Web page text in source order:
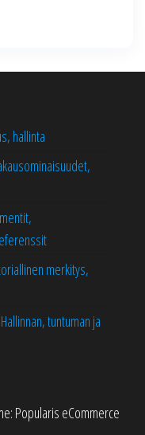
hallinta
merkitys,
tuntuman ja
Popularis eCommerce